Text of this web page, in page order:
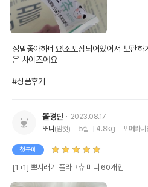
정말좋아하네요!소포장되어있어서 보관
은 사이즈에요
#상품후기
똘경단
2023.08.17
또니 (암컷) 5살 4.8kg 포메라니
첫구매
[1+1] 뽀시래기 플라그츄 미니 60개입